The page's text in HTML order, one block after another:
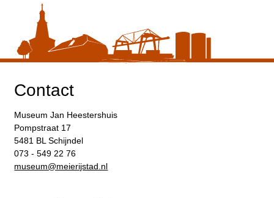
Contact
Museum Jan Heestershuis
Pompstraat 17
5481 BL Schijndel
073 - 549 22 76
​museum@meierijstad.nl